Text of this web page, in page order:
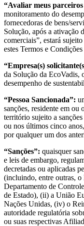
“Avaliar meus
monitoramento do
fornecedoras de bens/
Solução, após a ativação
comerciais”, estará
estes Termos e
“Empresa(s)
da Solução da EcoVadis,
desempenho de
“Pessoa Sancionada”:
sanções, residente em ou
território sujeito a
ou nos últimos cinco
por qualquer um dos
“Sanções”: quaisquer
e leis de embargo,
decretadas ou aplicadas
(incluindo, entre outras,
Departamento de
de Estado), (ii) a União
Nações Unidas, (iv) o
autoridade regulatória
ou suas respectivas